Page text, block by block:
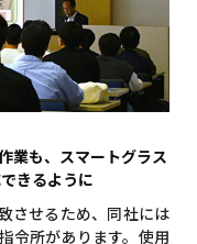
業も、スマートグラス
きるように
させるため、同社には
令所があります。使用